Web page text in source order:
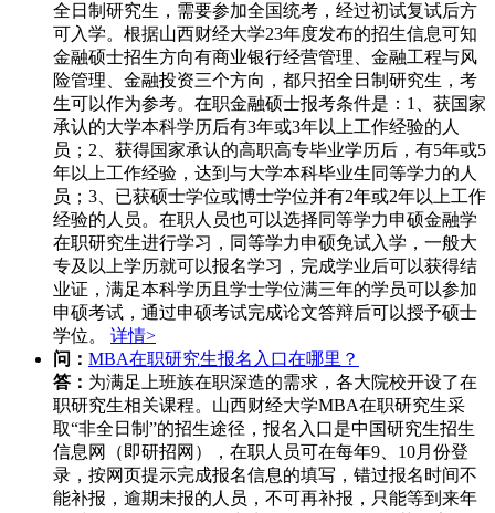
全日制研究生，需要参加全国统考，经过初试复试后方
可入学。根据山西财经大学23年度发布的招生信息可知
金融硕士招生方向有商业银行经营管理、金融工程与风
险管理、金融投资三个方向，都只招全日制研究生，考
生可以作为参考。在职金融硕士报考条件是：1、获国家
承认的大学本科学历后有3年或3年以上工作经验的人
员；2、获得国家承认的高职高专毕业学历后，有5年或5
年以上工作经验，达到与大学本科毕业生同等学力的人
员；3、已获硕士学位或博士学位并有2年或2年以上工作
经验的人员。在职人员也可以选择同等学力申硕金融学
在职研究生进行学习，同等学力申硕免试入学，一般大
专及以上学历就可以报名学习，完成学业后可以获得结
业证，满足本科学历且学士学位满三年的学员可以参加
申硕考试，通过申硕考试完成论文答辩后可以授予硕士
学位。 详情>
问： MBA在职研究生报名入口在哪里？
答： 为满足上班族在职深造的需求，各大院校开设了在
职研究生相关课程。山西财经大学MBA在职研究生采
取“非全日制”的招生途径，报名入口是中国研究生招生
信息网（即研招网），在职人员可在每年9、10月份登
录，按网页提示完成报名信息的填写，错过报名时间不
能补报，逾期未报的人员，不可再补报，只能等到来年